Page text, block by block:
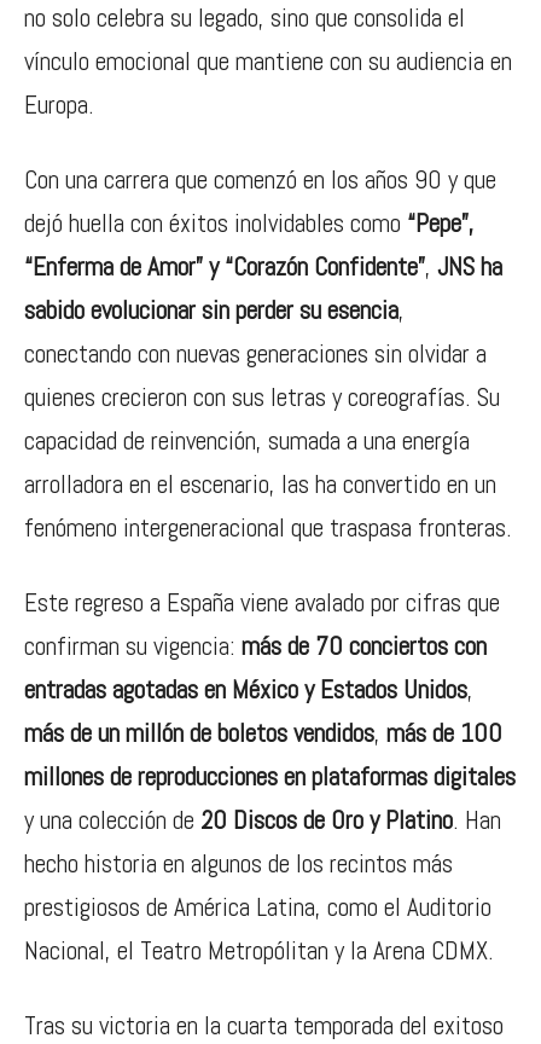
no solo celebra su legado, sino que consolida el
vínculo emocional que mantiene con su audiencia en
Europa.
Con una carrera que comenzó en los años 90 y que
dejó huella con éxitos inolvidables como “Pepe”,
“Enferma de Amor” y “Corazón Confidente”, JNS ha
sabido evolucionar sin perder su esencia,
conectando con nuevas generaciones sin olvidar a
quienes crecieron con sus letras y coreografías. Su
capacidad de reinvención, sumada a una energía
arrolladora en el escenario, las ha convertido en un
fenómeno intergeneracional que traspasa fronteras.
Este regreso a España viene avalado por cifras que
confirman su vigencia: más de 70 conciertos con
entradas agotadas en México y Estados Unidos,
más de un millón de boletos vendidos, más de 100
millones de reproducciones en plataformas digitales
y una colección de 20 Discos de Oro y Platino. Han
hecho historia en algunos de los recintos más
prestigiosos de América Latina, como el Auditorio
Nacional, el Teatro Metropólitan y la Arena CDMX.
Tras su victoria en la cuarta temporada del exitoso